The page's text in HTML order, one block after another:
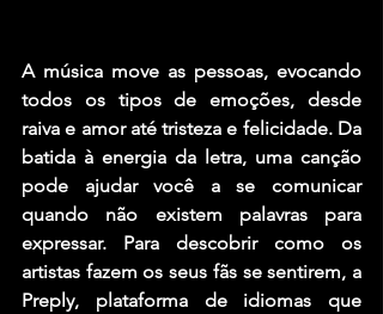
A música move as pessoas, evocando
todos os tipos de emoções, desde
raiva e amor até tristeza e felicidade. Da
batida à energia da letra, uma canção
pode ajudar você a se comunicar
quando não existem palavras para
expressar. Para descobrir como os
artistas fazem os seus fãs se sentirem, a
Preply, plataforma de idiomas que